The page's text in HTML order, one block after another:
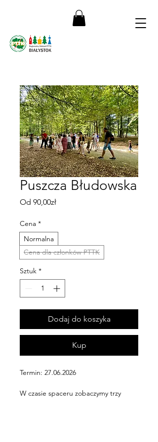
Puszcza Błudowska
Od 90,00złCena
Cena *
Normalna
Cena dla członków PTTK
Sztuk *
Dodaj do koszyka
Kup
Termin: 27.06.2026
W czasie spaceru zobaczymy trzy